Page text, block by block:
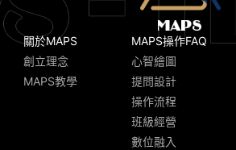
關於MAPS
創立理念
MAPS教學
MAPS操作FAQ
心智繪圖
提問設計
操作流程
班級經營
數位融入